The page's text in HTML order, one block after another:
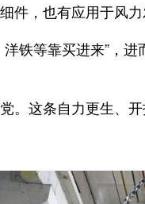
，也有应用于风力
等靠买进来”，进
这条自力更生、开